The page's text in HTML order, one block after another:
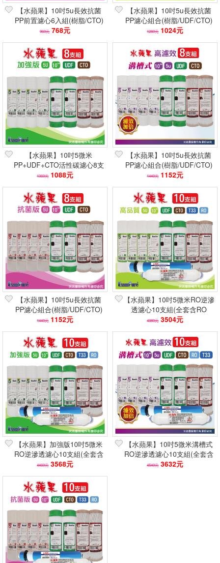
【水蘋果】10吋5u長效抗菌
PP前置濾心6入組(樹脂/CTO)
達99%抗菌
960元 768元
【水蘋果】10吋5u長效抗菌
PP濾心組合(樹脂/UDF/CTO)
6-8支組 抗菌99%
1280元 1024元
【水蘋果】10吋5微米
PP+UDF+CTO活性碳濾心8支
組(雙倍除氯/NSF認證/淨水器
濾芯)
1360元 1088元
【水蘋果】10吋5u長效抗菌
PP濾心組合(樹脂/UDF/CTO)
8支組 抗菌99%
1440元 1152元
【水蘋果】10吋5u長效抗菌
PP濾心組合(樹脂/UDF/CTO)
6-8支組 抗菌99%
1440元 1152元
【水蘋果】10吋5微米RO逆滲
透濾心10支組(全套含RO
膜/UDF+CTO+小T/NSF認證)
4380元 3504元
【水蘋果】加強版10吋5微米
RO逆滲透濾心10支組(全套含
RO膜/UDF+CTO+小T/NSF)
4460元 3568元
【水蘋果】10吋5微米溝槽式
RO逆滲透濾心10支組(全套含
RO膜/UDF+CTO/淨水器濾芯)
4540元 3632元